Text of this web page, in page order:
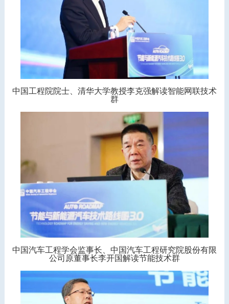
中国工程院院士、清华大学教授李克强解读智能网联技术
群
中国汽车工程学会监事长、中国汽车工程研究院股份有限
公司原董事长李开国解读节能技术群